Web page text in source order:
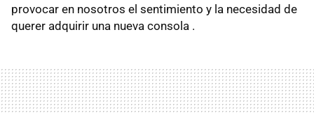
provocar en nosotros el sentimiento y la necesidad de
querer adquirir una nueva consola .